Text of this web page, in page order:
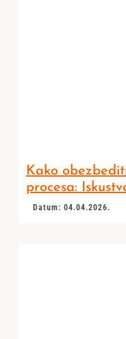
Kako
procesa:
Datum: 04.04.2026.